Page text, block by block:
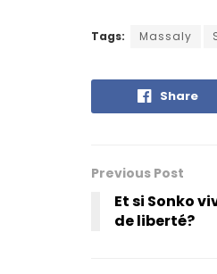
Tags: Massaly
Share
Previous Post
Et si Sonko
de liberté?